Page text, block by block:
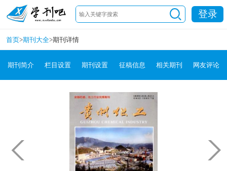
登录
首页>期刊大全>期刊详情
期刊简介 栏目设置 期刊设置 征稿信息 相关期刊 网友评论